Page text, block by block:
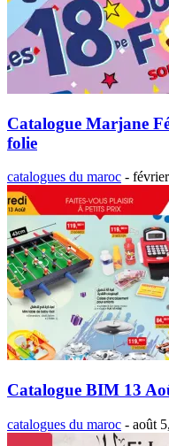
Catalogue Marjane
folie
catalogues du maroc -
Catalogue BIM 13
catalogues du maroc - août